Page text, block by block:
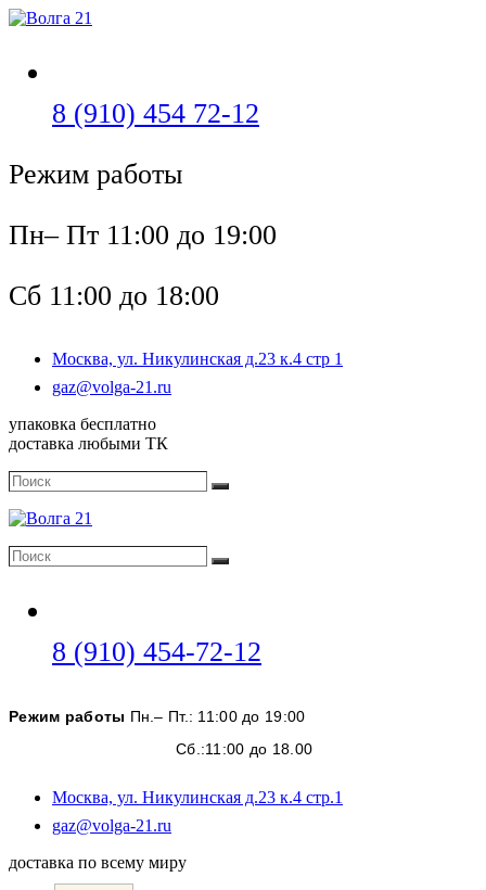
Перейти
8 (910) 454 72-12
Режим работы
Пн– Пт 11:00 до 19:00
Сб 11:00 до 18:00
Москва, ул. Никулинская д.23 к.4 стр 1
gaz@volga-21.ru
упаковка бесплатно
доставка любыми ТК
Поиск
Поиск
Поиск
Поиск
8 (910) 454-72-12
вашем
приложении
Режим работы Пн.– Пт.: 11:00 до 19:00
Сб.:11:00 до 18.00
Москва, ул. Никулинская д.23 к.4 стр.1
gaz@volga-21.ru
вашем
доставка по всему миру